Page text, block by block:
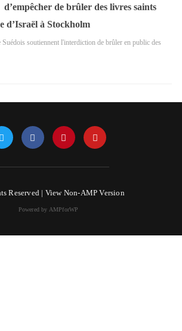
d’empêcher de brûler des livres saints
d’Israël à Stockholm
Suédois soutiennent l'interdiction de brûler en public des
Reserved | View Non-AMP Version
Powered by AMPforWP